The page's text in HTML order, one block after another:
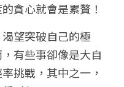
貪心就會是累贅！
望突破自己的極
有些事卻像是大自
挑戰，其中之一，